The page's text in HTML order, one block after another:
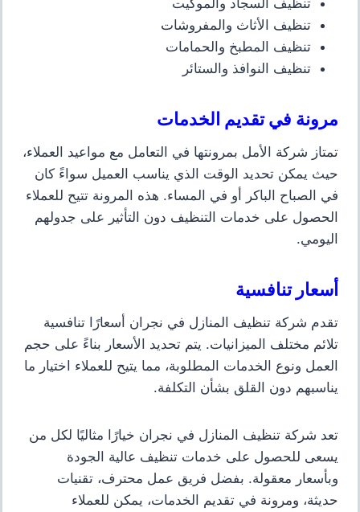
تنظيف الأثاث والمفروشات
تنظيف المطبخ والحمامات
تنظيف النوافذ والستائر
مرونة في تقديم الخدمات
تمتاز شركة الأمل بمرونتها في التعامل مع مواعيد العملاء،
حيث يمكن تحديد الوقت الذي يناسب العميل سواءً كان
في الصباح الباكر أو في المساء. هذه المرونة تتيح للعملاء
الحصول على خدمات التنظيف دون التأثير على جدولهم
اليومي.
أسعار تنافسية
تقدم شركة تنظيف المنازل في نجران أسعارًا تنافسية
تلائم مختلف الميزانيات. يتم تحديد الأسعار بناءً على حجم
العمل ونوع الخدمات المطلوبة، مما يتيح للعملاء اختيار ما
يناسبهم دون القلق بشأن التكلفة.
تعد شركة تنظيف المنازل في نجران خيارًا مثاليًا لكل من
يسعى للحصول على خدمات تنظيف عالية الجودة
وبأسعار معقولة. بفضل فريق عمل محترف، تقنيات
حديثة، ومرونة في تقديم الخدمات، يمكن للعملاء